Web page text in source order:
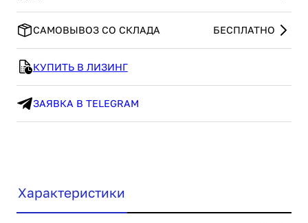
САМОВЫВОЗ СО СКЛАДА БЕСПЛАТНО
КУПИТЬ В ЛИЗИНГ
ЗАЯВКА В TELEGRAM
Характеристики